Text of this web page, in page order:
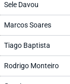
Sele Davou
Marcos Soares
Tiago Baptista
Rodrigo Monteiro